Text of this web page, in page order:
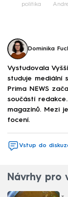
politika
Dominika
Vystudovala
studuje mediální
Prima NEWS
součástí
magazínů. Mezi
focení.
Vstup do
Návrhy pro